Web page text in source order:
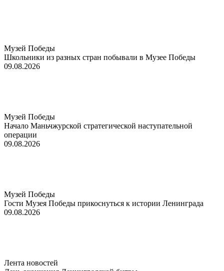
Музей Победы
Школьники из разных стран побывали в Музее Победы
09.08.2026
Музей Победы
Начало Маньчжурской стратегической наступательной
операции
09.08.2026
Музей Победы
Гости Музея Победы прикоснуться к истории Ленинграда
09.08.2026
Лента новостей